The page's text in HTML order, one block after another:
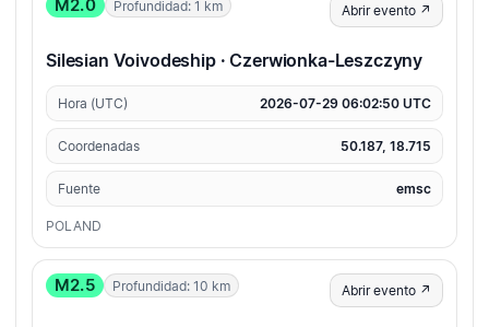
M2.0 Profundidad: 1 km Abrir evento ↗
Silesian Voivodeship · Czerwionka-Leszczyny
Hora (UTC) 2026-07-29 06:02:50 UTC
Coordenadas 50.187, 18.715
Fuente emsc
POLAND
M2.5 Profundidad: 10 km Abrir evento ↗